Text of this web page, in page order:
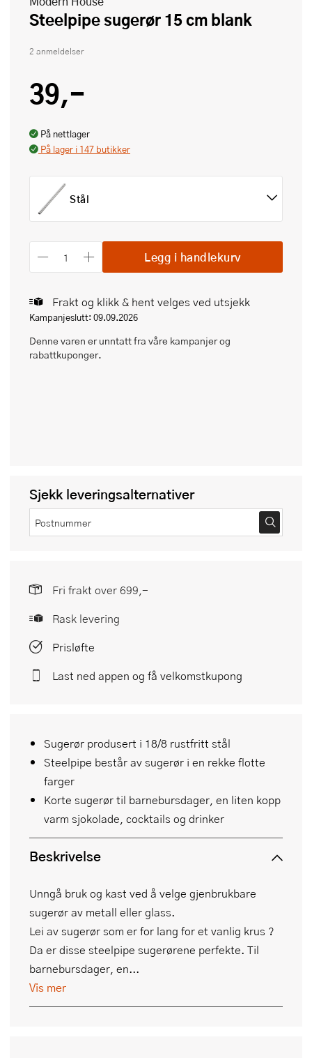
Steelpipe sugerør 15 cm blank
2 anmeldelser
39,-
På nettlager
På lager i 147 butikker
Stål
Legg i handlekurv
Frakt og klikk & hent velges ved utsjekk
Kampanjeslutt: 09.09.2026
Denne varen er unntatt fra våre kampanjer og
rabattkuponger.
Sugerør produsert i 18/8 rustfritt stål
Steelpipe består av sugerør i en rekke flotte
farger
Korte sugerør til barnebursdager, en liten kopp
varm sjokolade, cocktails og drinker
Beskrivelse
Unngå bruk og kast ved å velge gjenbrukbare
sugerør av metall eller glass.
Lei av sugerør som er for lang for et vanlig krus ?
Da er disse steelpipe sugerørene perfekte. Til
barnebursdager, en...
Vis mer
Sjekk leveringsalternativer
Fri frakt over 699,-
Rask levering
Prisløfte
Last ned appen og få velkomstkupong